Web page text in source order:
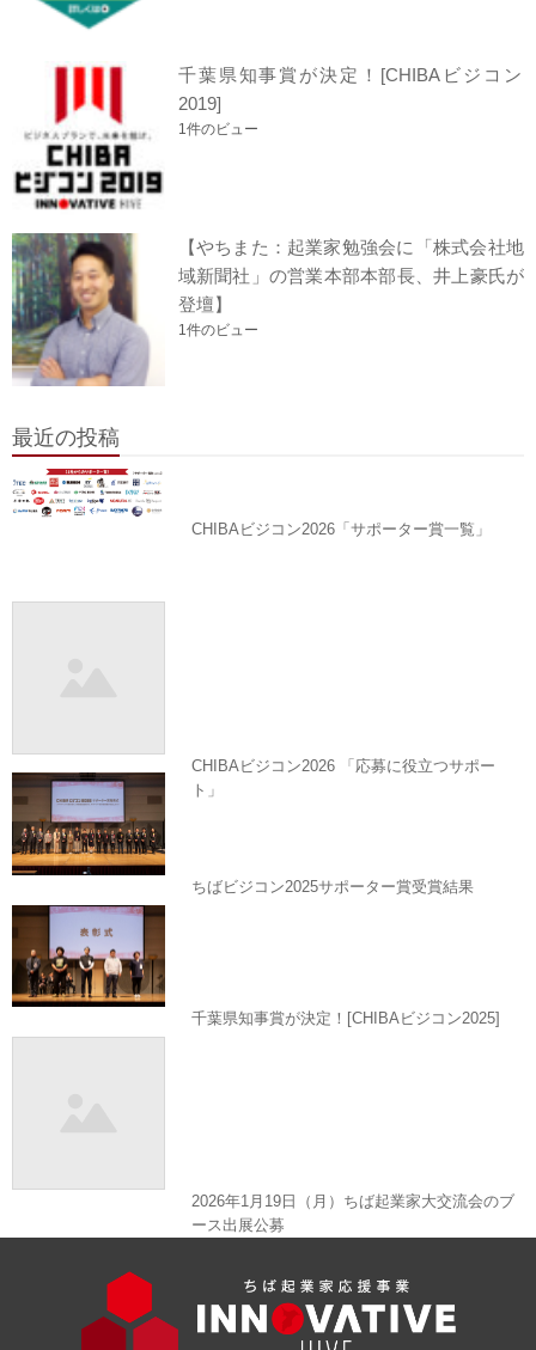
千葉県知事賞が決定！[CHIBAビジコン
2019]
1件のビュー
【やちまた：起業家勉強会に「株式会社地
域新聞社」の営業本部本部長、井上豪氏が
登壇】
1件のビュー
最近の投稿
CHIBAビジコン2026「サポーター賞一覧」
CHIBAビジコン2026 「応募に役立つサポー
ト」
ちばビジコン2025サポーター賞受賞結果
千葉県知事賞が決定！[CHIBAビジコン2025]
2026年1月19日（月）ちば起業家大交流会のブ
ース出展公募